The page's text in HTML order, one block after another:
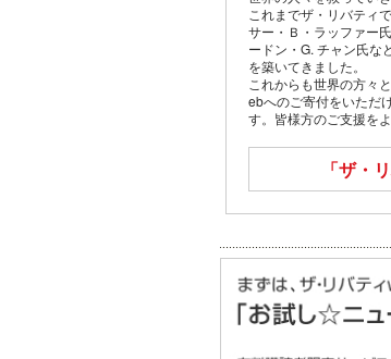
これまでザ・リバティ
サー・Ｂ・ラッファー
ードン・G. チャン氏な
を築いてきました。
これからも世界の方々
ebへのご寄付をいただ
す。皆様方のご支援を
「ザ・